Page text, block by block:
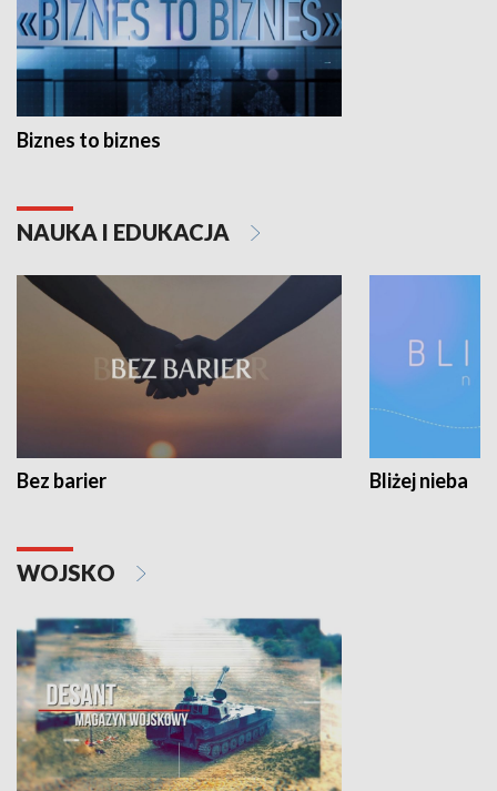
Biznes to biznes
NAUKA I EDUKACJA
Bez barier Bliżej nieba
WOJSKO